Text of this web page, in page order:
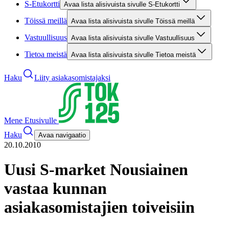
S-Etukortti Avaa lista alisivuista sivulle S-Etukortti
Töissä meillä Avaa lista alisivuista sivulle Töissä meillä
Vastuullisuus Avaa lista alisivuista sivulle Vastuullisuus
Tietoa meistä Avaa lista alisivuista sivulle Tietoa meistä
Haku Liity asiakasomistajaksi
Mene Etusivulle
Haku
Avaa navigaatio
20.10.2010
Uusi S-market Nousiainen
vastaa kunnan
asiakasomistajien toiveisiin